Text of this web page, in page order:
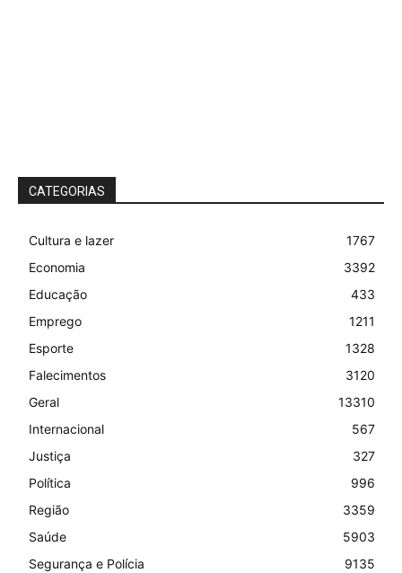
CATEGORIAS
Cultura e lazer
1767
Economia
3392
Educação
433
Emprego
1211
Esporte
1328
Falecimentos
3120
Geral
13310
Internacional
567
Justiça
327
Política
996
Região
3359
Saúde
5903
Segurança e Polícia
9135